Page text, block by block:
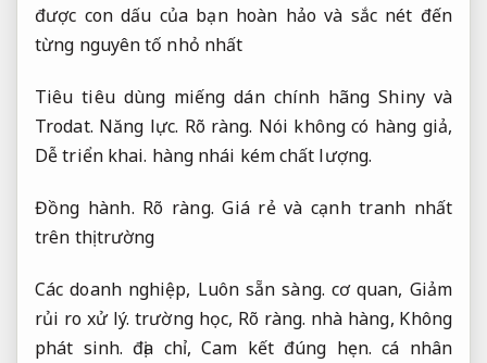
được con dấu của bạn hoàn hảo và sắc nét đến
từng nguyên tố nhỏ nhất
Tiêu tiêu dùng miếng dán chính hãng Shiny và
Trodat. Năng lực. Rõ ràng. Nói không có hàng giả,
Dễ triển khai. hàng nhái kém chất lượng.
Đồng hành. Rõ ràng. Giá rẻ và cạnh tranh nhất
trên thị trường
Các doanh nghiệp, Luôn sẵn sàng. cơ quan, Giảm
rủi ro xử lý. trường học, Rõ ràng. nhà hàng, Không
phát sinh. địa chỉ,Cam kết đúng hẹn. cá nhân